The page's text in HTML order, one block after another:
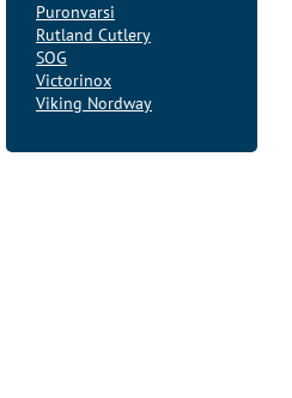
Puronvarsi
Rutland Cutlery
SOG
Victorinox
Viking Nordway